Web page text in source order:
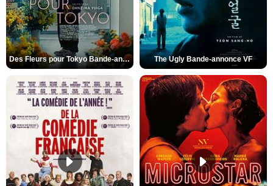
Des Fleurs pour Tokyo Bande-annonce VO STFR The Ugly Bande-annonce VF